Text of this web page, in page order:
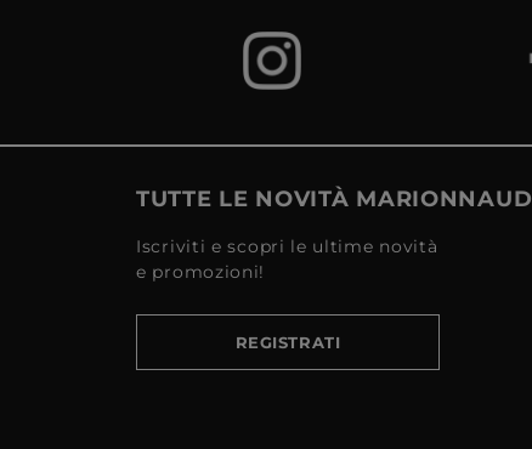
TUTTE LE NOVITÀ MARIONNAUD
Iscriviti e scopri le ultime novità
e promozioni!
REGISTRATI